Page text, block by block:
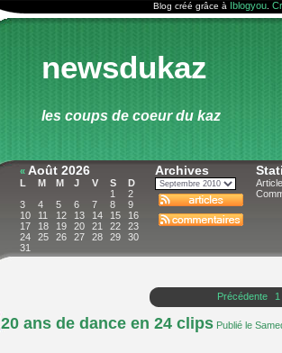
Blog créé grâce à Iblogyou
newsdukaz
les coups de coeur du kaz
« Août 2026
L M M J V S
D
1
2
3
4 5 6 7 8
9
10
11 12 13 14 15
16
17
18 19 20 21 22
23
24
25 26 27 28 29
30
31
Archives
Précédente 1
20 ans de dance en 24 clips Publié le